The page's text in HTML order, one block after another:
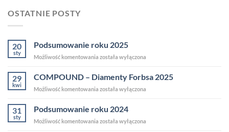
OSTATNIE POSTY
20
sty
Podsumowanie roku 2025
Możliwość komentowania Podsumowanie
2025
została wyłączona
29
kwi
COMPOUND – Diamenty Forbsa 2025
Możliwość komentowania COMPOUND
Diamenty
Forbsa
2025
została wyłączona
31
sty
Podsumowanie roku 2024
Możliwość komentowania Podsumowanie
została wyłączona